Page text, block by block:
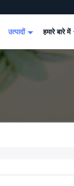
उत्पादों हमारे बारे में